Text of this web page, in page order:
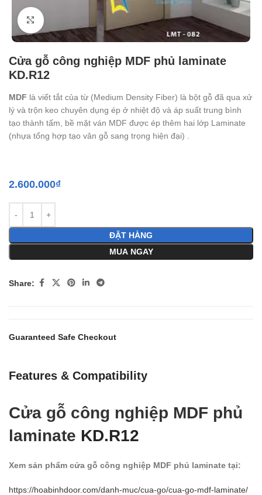
Click to enlarge
Cửa gỗ công nghiệp MDF phủ laminate
KD.R12
MDF là viết tắt của từ (Medium Density Fiber) là bột gỗ đã qua xử
lý và trộn keo chuyên dụng ép ở nhiệt độ và áp suất trung bình
tạo thành tấm, bề mặt ván MDF được ép thêm hai lớp Laminate
(nhựa tổng hợp tạo vân gỗ sang trọng hiện đại) .
2.600.000₫
ĐẶT HÀNG
MUA NGAY
Share:
Guaranteed Safe Checkout
Features & Compatibility
Cửa gỗ công nghiệp MDF phủ
laminate KD.R12
Xem sản phẩm cửa gỗ công nghiệp MDF phủ laminate tại:
https://hoabinhdoor.com/danh-muc/cua-go/cua-go-mdf-laminate/